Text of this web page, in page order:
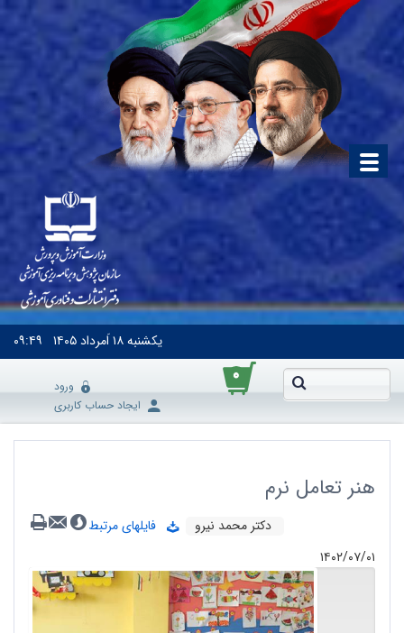
یکشنبه۱۸ اَمرداد ۱۴۰۵ ۰۹:۴۹
۰
ورود
ایجاد حساب کاربری
هنر تعامل نرم
دکتر محمد نیرو
فایلهای مرتبط
۱۴۰۲/۰۷/۰۱